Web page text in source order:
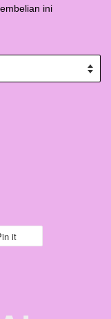
ini
it